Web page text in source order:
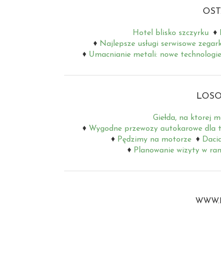
Hotel blisko szczyrku
Najlepsze usługi serwisowe
Umacnianie metali: nowe
Giełda, na ktorej
Wygodne przewozy autokarowe dla
Pędzimy na motorze
Planowanie wizyty w